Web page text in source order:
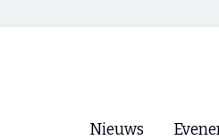
Nieuws